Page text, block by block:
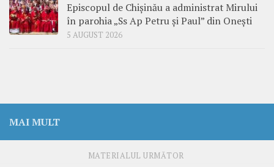
Episcopul de Chișinău a administrat Mirului
în parohia „Ss Ap Petru și Paul” din Onești
5 AUGUST 2026
MAI MULT
MATERIALUL URMĂTOR